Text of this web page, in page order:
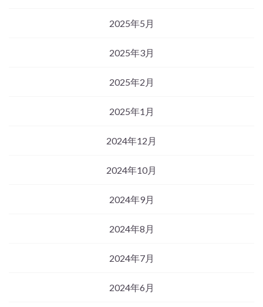
2025年5月
2025年3月
2025年2月
2025年1月
2024年12月
2024年10月
2024年9月
2024年8月
2024年7月
2024年6月